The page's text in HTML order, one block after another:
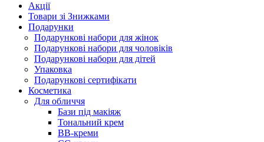
Акції
Товари зі Знижками
Подарунки
Подарункові набори для жінок
Подарункові набори для чоловіків
Подарункові набори для дітей
Упаковка
Подарункові сертифікати
Косметика
Для обличчя
Бази під макіяж
Тональний крем
BB-креми